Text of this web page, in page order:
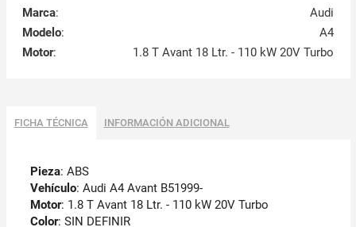
Marca:
Audi
Modelo:
A4
Motor: 1.8 T Avant 18 Ltr. - 110 kW 20V Turbo
FICHA TÉCNICA INFORMACIÓN ADICIONAL
Pieza: ABS
Vehículo: Audi A4 Avant B51999-
Motor: 1.8 T Avant 18 Ltr. - 110 kW 20V Turbo
Color: SIN DEFINIR